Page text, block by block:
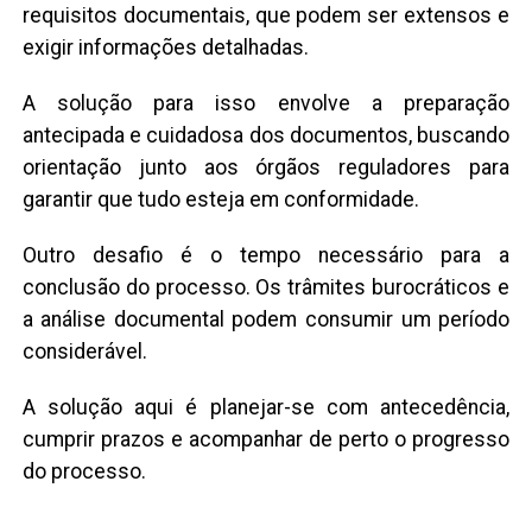
requisitos documentais, que podem ser extensos e
exigir informações detalhadas.
A solução para isso envolve a preparação
antecipada e cuidadosa dos documentos, buscando
orientação junto aos órgãos reguladores para
garantir que tudo esteja em conformidade.
Outro desafio é o tempo necessário para a
conclusão do processo. Os trâmites burocráticos e
a análise documental podem consumir um período
considerável.
A solução aqui é planejar-se com antecedência,
cumprir prazos e acompanhar de perto o progresso
do processo.